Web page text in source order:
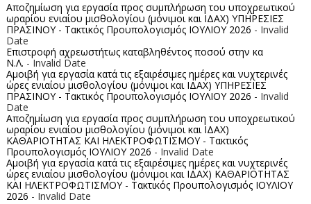
Αποζημίωση για εργασία προς συμπλήρωση του υποχρεωτικού
ωραρίου ενιαίου μισθολογίου (μόνιμοι και ΙΔΑΧ) ΥΠΗΡΕΣΙΕΣ
ΠΡΑΣΙΝΟΥ - Τακτικός Προυπολογισμός ΙΟΥΛΙΟΥ 2026 - Invalid
Date
Επιστροφή αχρεωστήτως καταβληθέντος ποσoύ στην κα
Ν.Λ. - Invalid Date
Αμοιβή για εργασία κατά τις εξαιρέσιμες ημέρες και νυχτερινές
ώρες ενιαίου μισθολογίου (μόνιμοι και ΙΔΑΧ) ΥΠΗΡΕΣΙΕΣ
ΠΡΑΣΙΝΟΥ - Τακτικός Προυπολογισμός ΙΟΥΛΙΟΥ 2026 - Invalid
Date
Αποζημίωση για εργασία προς συμπλήρωση του υποχρεωτικού
ωραρίου ενιαίου μισθολογίου (μόνιμοι και ΙΔΑΧ)
ΚΑΘΑΡΙΟΤΗΤΑΣ ΚΑΙ ΗΛΕΚΤΡΟΦΩΤΙΣΜΟΥ - Τακτικός
Προυπολογισμός ΙΟΥΛΙΟΥ 2026 - Invalid Date
Αμοιβή για εργασία κατά τις εξαιρέσιμες ημέρες και νυχτερινές
ώρες ενιαίου μισθολογίου (μόνιμοι και ΙΔΑΧ) ΚΑΘΑΡΙΟΤΗΤΑΣ
ΚΑΙ ΗΛΕΚΤΡΟΦΩΤΙΣΜΟΥ - Τακτικός Προυπολογισμός ΙΟΥΛΙΟΥ
2026 - Invalid Date